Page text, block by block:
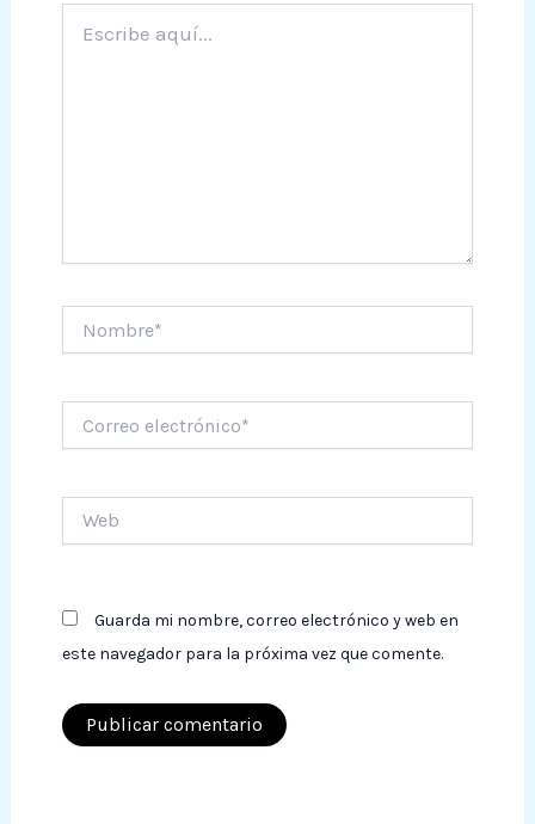
aquí...
electrónico*
Guarda mi nombre, correo electrónico y web en
este navegador para la próxima vez que comente.